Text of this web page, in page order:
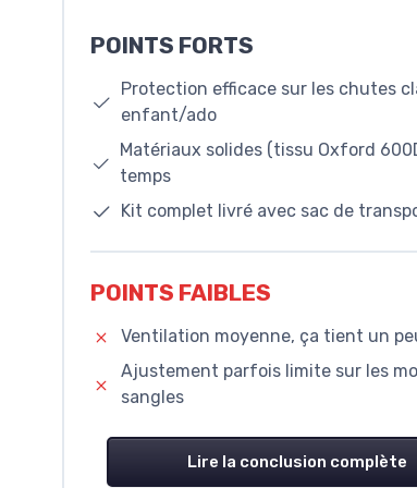
POINTS FORTS
Protection efficace sur les chutes
enfant/ado
Matériaux solides (tissu Oxford
temps
Kit complet livré avec sac de
POINTS FAIBLES
Ventilation moyenne, ça tient un
Ajustement parfois limite sur les
sangles
Lire la conclusion complète